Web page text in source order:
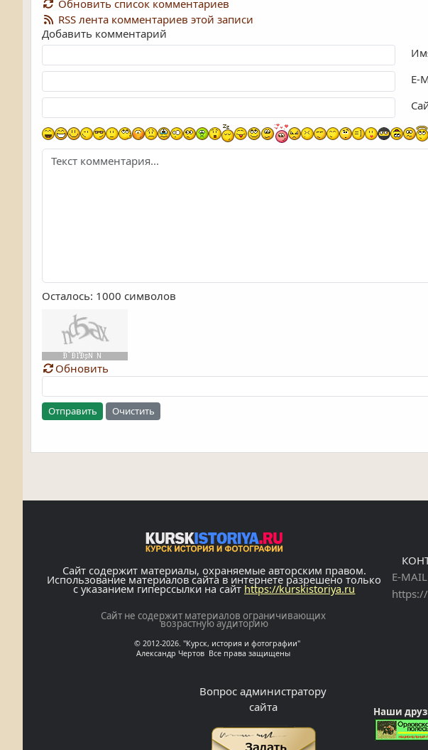
Обновить список комментариев
RSS лента комментариев этой записи
Добавить комментарий
E-
Осталось: 1000 символов
Обновить
Отправить Очистить
Сайт содержит материалы, охраняемые авторским правом.
Использование материалов сайта в интернете разрешено только
с указанием гиперссылки на сайт https://kurskistoriya.ru
Сайт не содержит материалов ограничивающих
возрастную аудиторию
© 2012-2026. "Курск, история и фотографии"
Александр Чертов Все права защищены
E-
Вопрос администратору
сайта
Наши